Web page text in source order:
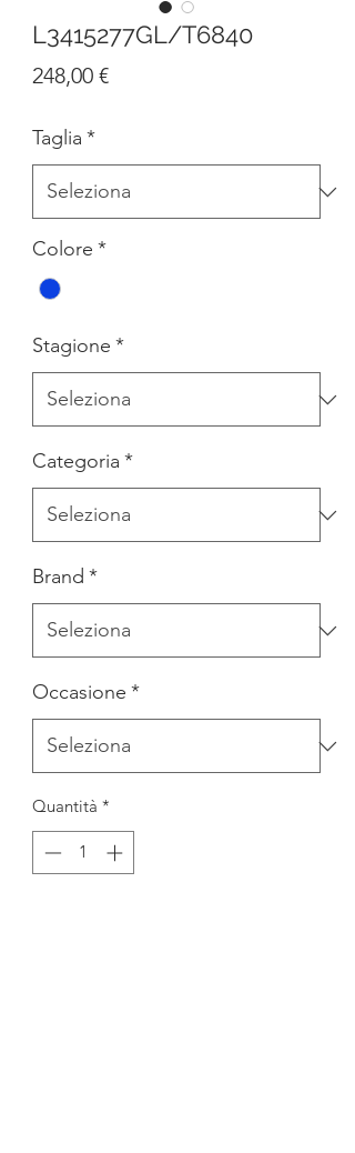
L3415277GL/T6840
248,00 €Prezzo
Taglia *
Colore *
Stagione *
Categoria *
Brand *
Occasione *
Quantità *